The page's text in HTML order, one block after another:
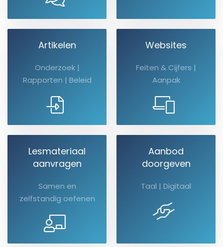
Artikelen
Onderzoek |
Rapporten | Beleid
Websites
Feiten & Cijfers |
Aanpak
Lesmateriaal
aanvragen
Samen en
zelfstandig oefenen
Aanbod
doorgeven
Taal | Digitaal